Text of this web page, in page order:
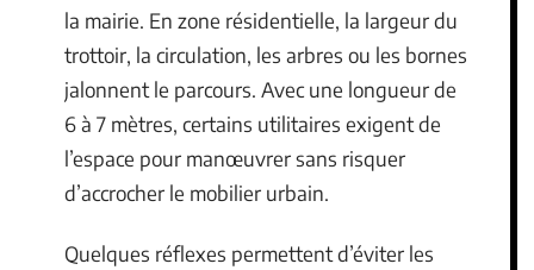
la mairie. En zone résidentielle, la largeur du
trottoir, la circulation, les arbres ou les bornes
jalonnent le parcours. Avec une longueur de
6 à 7 mètres, certains utilitaires exigent de
l’espace pour manœuvrer sans risquer
d’accrocher le mobilier urbain.
Quelques réflexes permettent d’éviter les